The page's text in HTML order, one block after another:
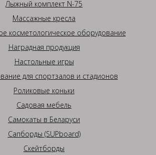
Лыжный комплект N-75
Массажные кресла
косметологическое оборудование
Наградная продукция
Настольные игры
для спортзалов и стадионов
Роликовые коньки
Садовая мебель
Самокаты в Беларуси
Сапборды (SUPboard)
Скейтборды